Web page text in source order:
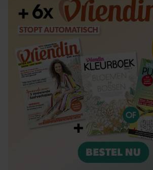
en om ons websiteverkeer te
informatie over uw gebruik van onze
partners voor social media, adverteren
partners kunnen deze gegevens
informatie die u aan ze heeft verstrekt
verzameld op basis van uw gebruik
gaat akkoord met onze cookies als u
gebruiken.